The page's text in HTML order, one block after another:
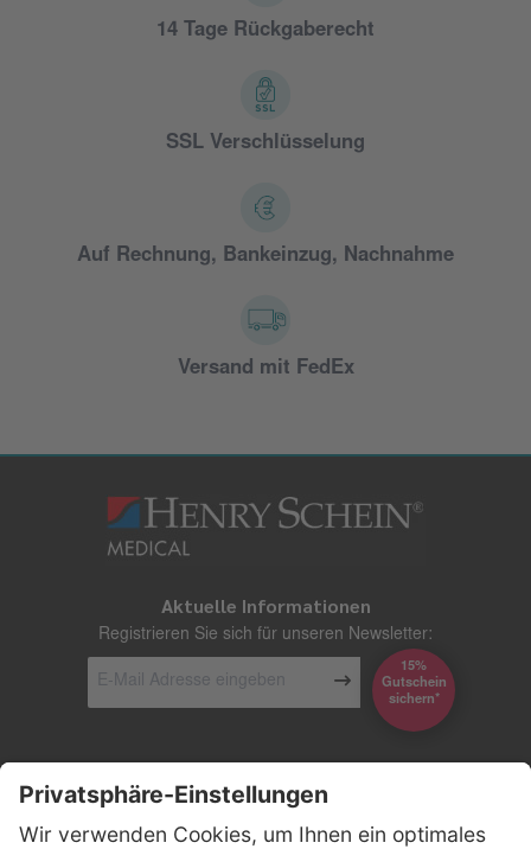
14 Tage Rückgaberecht
SSL Verschlüsselung
Auf Rechnung, Bankeinzug, Nachnahme
Versand mit FedEx
Aktuelle Informationen
Registrieren Sie sich für unseren Newsletter:
15%
Gutschein
*sichern
Kontakt
Firmensitz